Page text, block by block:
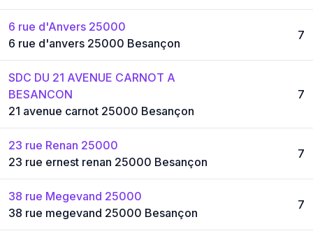
6 rue d'Anvers 25000
6 rue d'anvers 25000 Besançon
7
SDC DU 21 AVENUE CARNOT A
BESANCON
21 avenue carnot 25000 Besançon
7
23 rue Renan 25000
23 rue ernest renan 25000 Besançon
7
38 rue Megevand 25000
38 rue megevand 25000 Besançon
7